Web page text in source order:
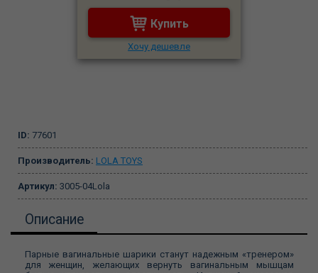
Купить
Хочу дешевле
ID: 77601
Производитель: LOLA TOYS
Артикул: 3005-04Lola
Описание
Парные вагинальные шарики станут надежным «тренером»
для женщин, желающих вернуть вагинальным мышцам